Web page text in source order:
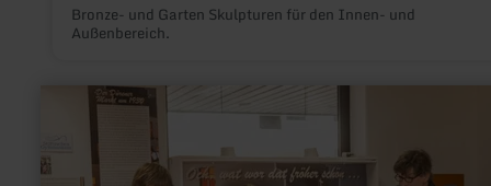
Bronze- und Garten Skulpturen für den Innen- und
Außenbereich.
Düren